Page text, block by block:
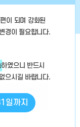
이 되며 강화된
경이 필요합니다.
하였으니 반드시
으시길 바랍니다.
일까지